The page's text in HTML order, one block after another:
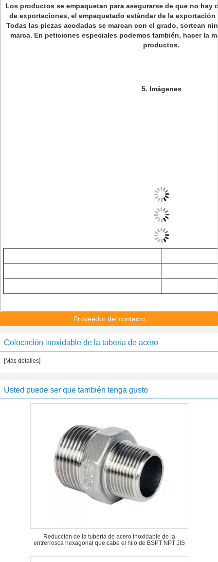
Los productos se empaquetan para asegurarse de que no hay
de exportaciones, el empaquetado estándar de la exportación
Todas las piezas acodadas se marcan con el grado, sortean
marca. En peticiones especiales podemos también, hacer la
productos.
5. Imágenes
Proveedor del contacto
Colocación inoxidable de la tubería de acero
[Más detalles]
Usted puede ser que también tenga gusto
Reducción de la tubería de acero inoxidable de la
entrerrosca hexagonal que cabe el hilo de BSPT NPT JIS